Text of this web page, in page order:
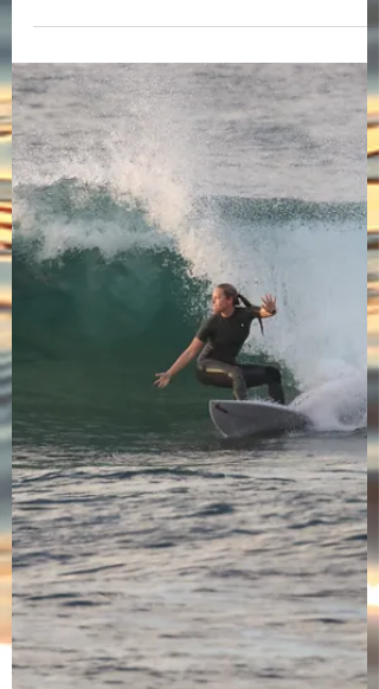
Havik geeft tips!